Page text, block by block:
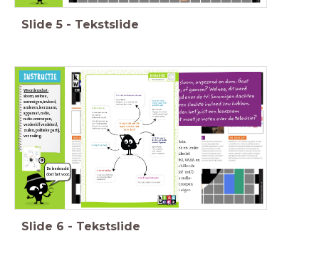
Slide 5 - Tekstslide
Woordenschat:
sloom, welnee,
sommigen, invloed,
anderen, leerzaam,
apparaat, radio,
radio-omroepen,
verdeeld (verdelen),
zuilen, politieke partij,
verzuiling.
De leerkracht
doet het voor.
Slide 6 - Tekstslide